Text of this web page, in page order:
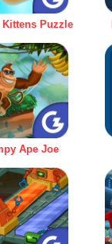
Kittens Puzzle
Ape Joe